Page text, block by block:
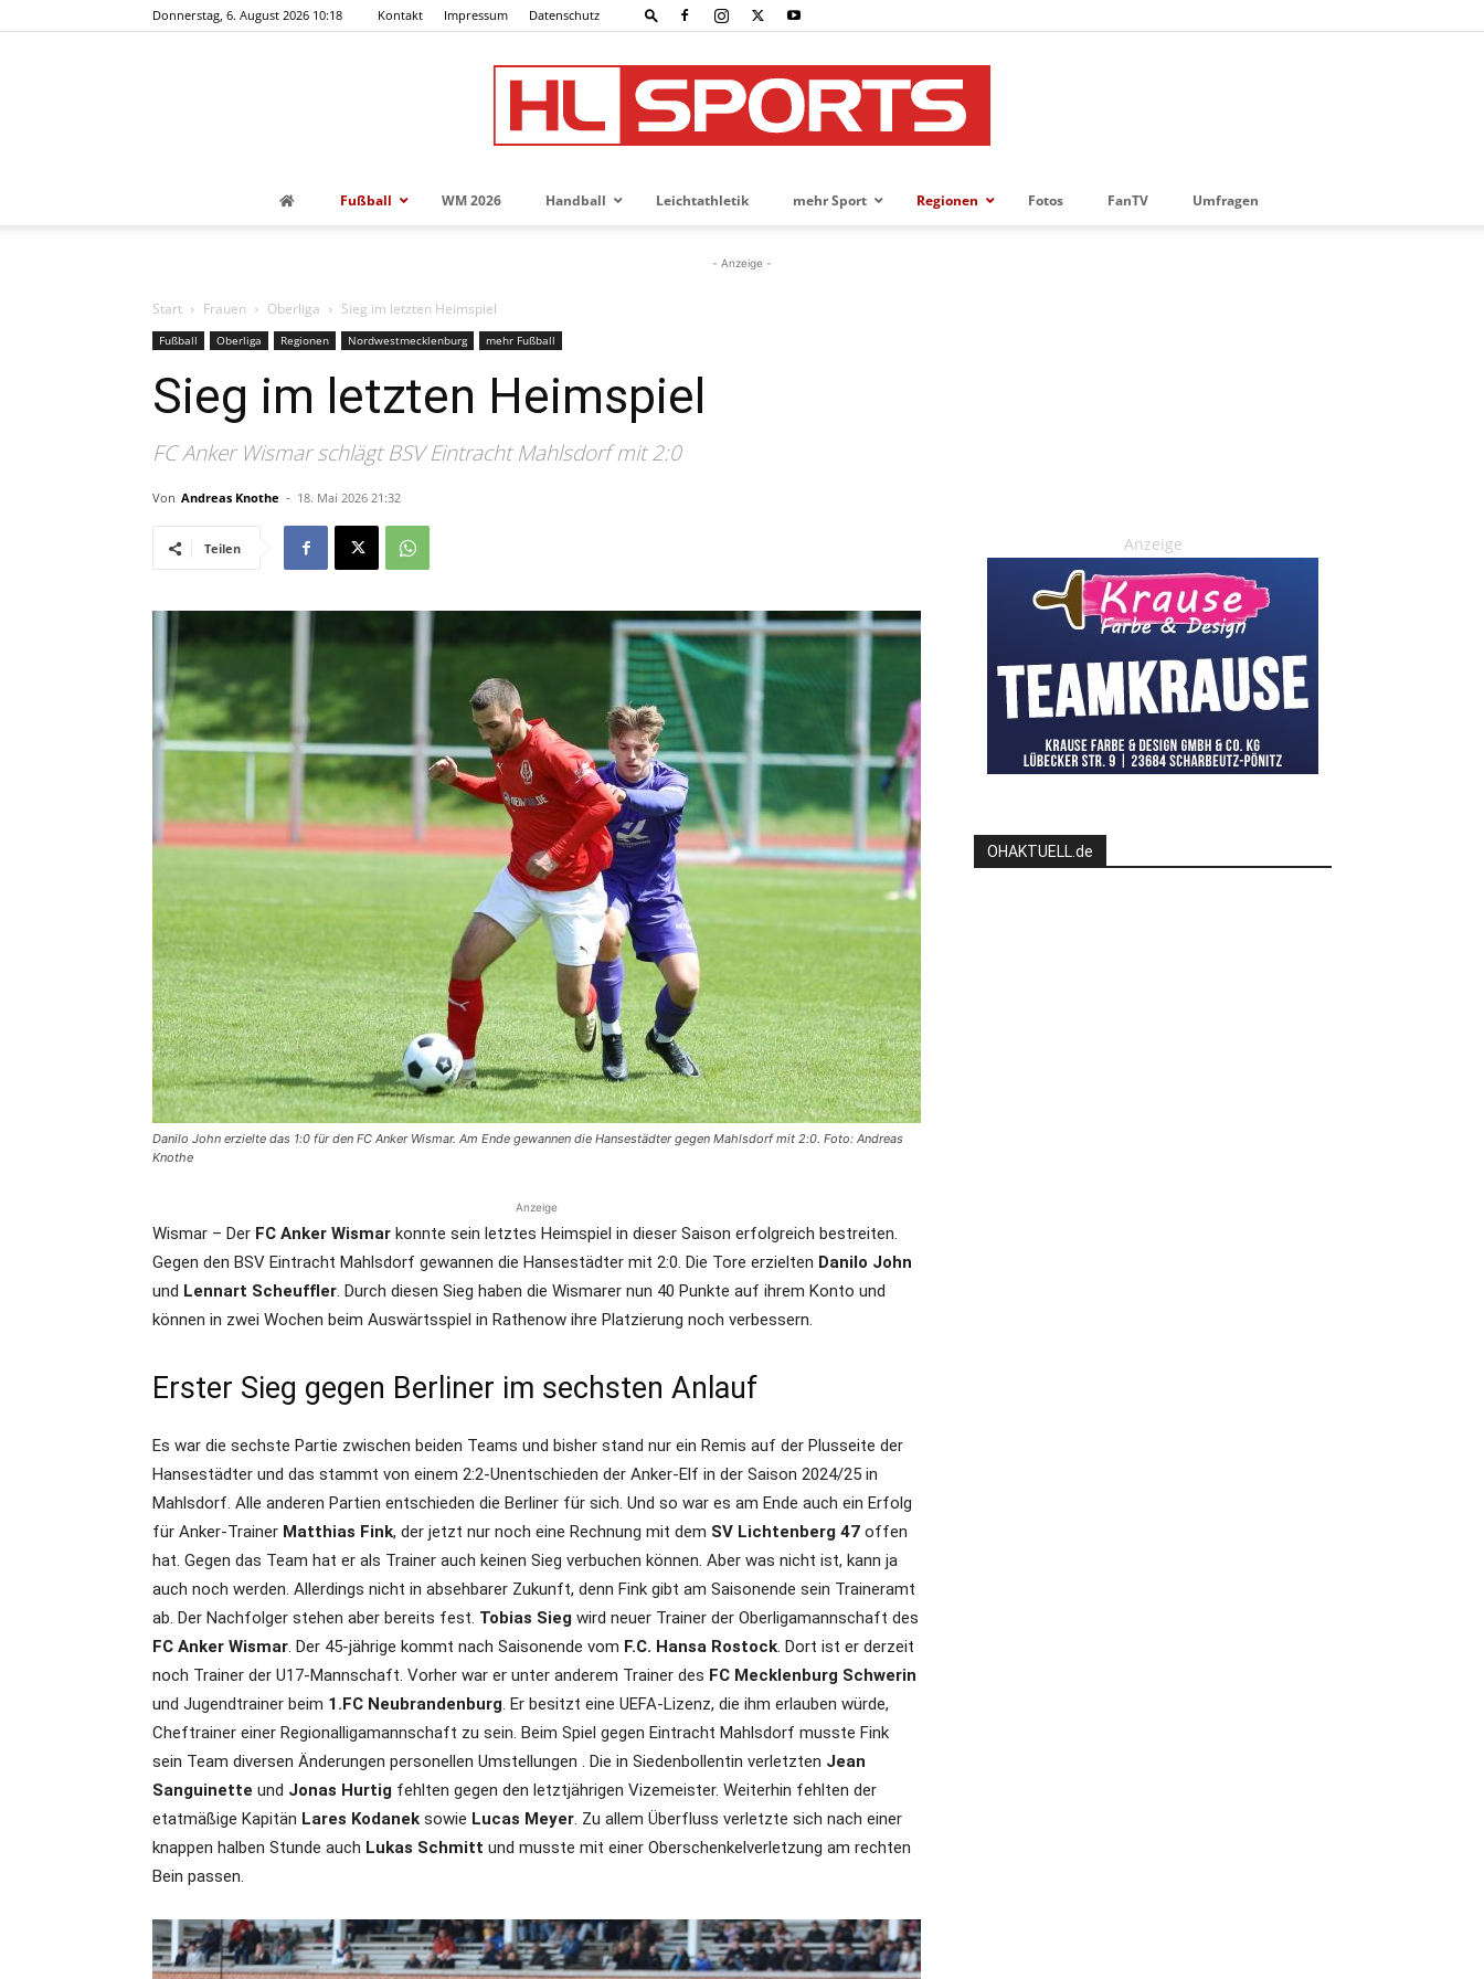
Donnerstag, 6. August 2026 10:18 Kontakt Impressum Datenschutz
Sport-
News
für
die
Fußball WM 2026 Handball Leichtathletik mehr Sport Regionen Fotos FanTV Umfragen
- Anzeige -
Start Frauen Oberliga Sieg im letzten Heimspiel
Fußball Oberliga Regionen Nordwestmecklenburg mehr Fußball
Sieg im letzten Heimspiel
FC Anker Wismar schlägt BSV Eintracht Mahlsdorf mit 2:0
Von Andreas Knothe - 18. Mai 2026 21:32
Teilen
Danilo John erzielte das 1:0 für den FC Anker Wismar. Am Ende gewannen die Hansestädter gegen Mahlsdorf mit 2:0. Foto: Andreas
Knothe
Anzeige
Wismar – Der FC Anker Wismar konnte sein letztes Heimspiel in dieser Saison erfolgreich bestreiten.
Gegen den BSV Eintracht Mahlsdorf gewannen die Hansestädter mit 2:0. Die Tore erzielten Danilo John
und Lennart Scheuffler. Durch diesen Sieg haben die Wismarer nun 40 Punkte auf ihrem Konto und
können in zwei Wochen beim Auswärtsspiel in Rathenow ihre Platzierung noch verbessern.
Erster Sieg gegen Berliner im sechsten Anlauf
Es war die sechste Partie zwischen beiden Teams und bisher stand nur ein Remis auf der Plusseite der
Hansestädter und das stammt von einem 2:2-Unentschieden der Anker-Elf in der Saison 2024/25 in
Mahlsdorf. Alle anderen Partien entschieden die Berliner für sich. Und so war es am Ende auch ein Erfolg
für Anker-Trainer Matthias Fink, der jetzt nur noch eine Rechnung mit dem SV Lichtenberg 47 offen
hat. Gegen das Team hat er als Trainer auch keinen Sieg verbuchen können. Aber was nicht ist, kann ja
auch noch werden. Allerdings nicht in absehbarer Zukunft, denn Fink gibt am Saisonende sein Traineramt
ab. Der Nachfolger stehen aber bereits fest. Tobias Sieg wird neuer Trainer der Oberligamannschaft des
FC Anker Wismar. Der 45-jährige kommt nach Saisonende vom F.C. Hansa Rostock. Dort ist er derzeit
noch Trainer der U17-Mannschaft. Vorher war er unter anderem Trainer des FC Mecklenburg Schwerin
und Jugendtrainer beim 1.FC Neubrandenburg. Er besitzt eine UEFA-Lizenz, die ihm erlauben würde,
Cheftrainer einer Regionalligamannschaft zu sein. Beim Spiel gegen Eintracht Mahlsdorf musste Fink
sein Team diversen Änderungen personellen Umstellungen . Die in Siedenbollentin verletzten Jean
Sanguinette und Jonas Hurtig fehlten gegen den letztjährigen Vizemeister. Weiterhin fehlten der
etatmäßige Kapitän Lares Kodanek sowie Lucas Meyer. Zu allem Überfluss verletzte sich nach einer
knappen halben Stunde auch Lukas Schmitt und musste mit einer Oberschenkelverletzung am rechten
Bein passen.
Anzeige